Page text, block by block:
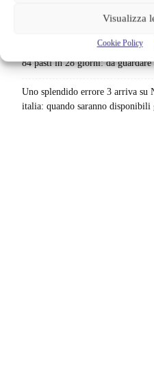
Visualizza
Cookie Policy
catalogo: le date da segnare per
Netflix indaga sul lato oscuro
84 pasti in 28 giorni: da guardare
Uno splendido errore 3 arriva su
italia: quando saranno disponibili